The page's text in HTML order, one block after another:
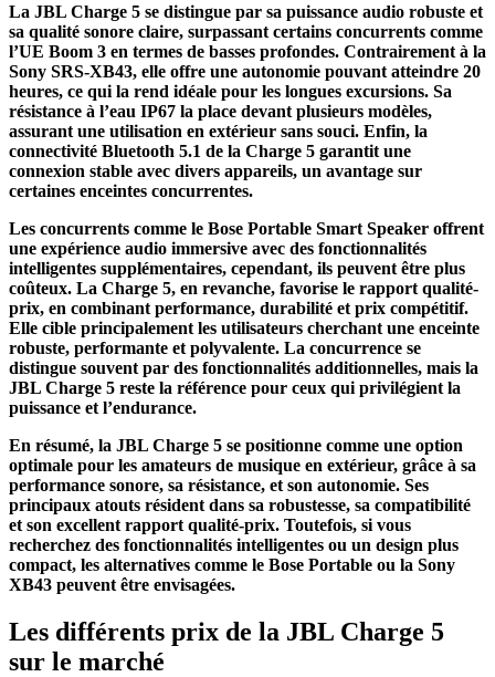
La JBL Charge 5 se distingue par sa puissance audio robuste et
sa qualité sonore claire, surpassant certains concurrents comme
l’UE Boom 3 en termes de basses profondes. Contrairement à la
Sony SRS-XB43, elle offre une autonomie pouvant atteindre 20
heures, ce qui la rend idéale pour les longues excursions. Sa
résistance à l’eau IP67 la place devant plusieurs modèles,
assurant une utilisation en extérieur sans souci. Enfin, la
connectivité Bluetooth 5.1 de la Charge 5 garantit une
connexion stable avec divers appareils, un avantage sur
certaines enceintes concurrentes.
Les concurrents comme le Bose Portable Smart Speaker offrent
une expérience audio immersive avec des fonctionnalités
intelligentes supplémentaires, cependant, ils peuvent être plus
coûteux. La Charge 5, en revanche, favorise le rapport qualité-
prix, en combinant performance, durabilité et prix compétitif.
Elle cible principalement les utilisateurs cherchant une enceinte
robuste, performante et polyvalente. La concurrence se
distingue souvent par des fonctionnalités additionnelles, mais la
JBL Charge 5 reste la référence pour ceux qui privilégient la
puissance et l’endurance.
En résumé, la JBL Charge 5 se positionne comme une option
optimale pour les amateurs de musique en extérieur, grâce à sa
performance sonore, sa résistance, et son autonomie. Ses
principaux atouts résident dans sa robustesse, sa compatibilité
et son excellent rapport qualité-prix. Toutefois, si vous
recherchez des fonctionnalités intelligentes ou un design plus
compact, les alternatives comme le Bose Portable ou la Sony
XB43 peuvent être envisagées.
Les différents prix de la JBL Charge 5
sur le marché